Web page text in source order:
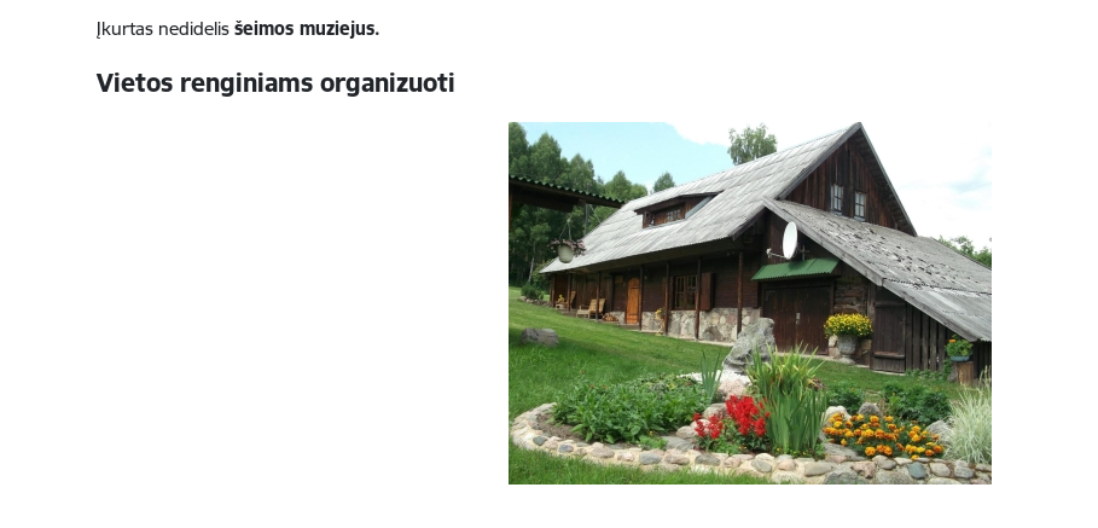
Įkurtas nedidelis šeimos muziejus.
Vietos renginiams organizuoti